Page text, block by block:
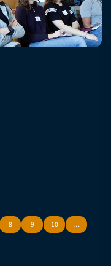
8 9 10 …